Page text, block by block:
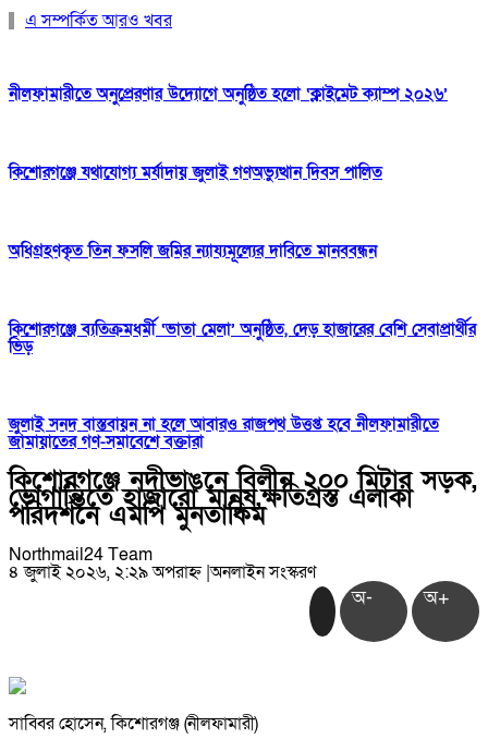
এ সম্পর্কিত আরও খবর
নীলফামারীতে অনুপ্রেরণার উদ্যোগে অনুষ্ঠিত হলো ‘ক্লাইমেট ক্যাম্প ২০২৬’
কিশোরগঞ্জে যথাযোগ্য মর্যাদায় জুলাই গণঅভ্যুত্থান দিবস পালিত
অধিগ্রহণকৃত তিন ফসলি জমির ন্যায্যমূল্যের দাবিতে মানববন্ধন
কিশোরগঞ্জে ব্যতিক্রমধর্মী ‘ভাতা মেলা’ অনুষ্ঠিত, দেড় হাজারের বেশি সেবাপ্রার্থীর
ভিড়
জুলাই সনদ বাস্তবায়ন না হলে আবারও রাজপথ উত্তপ্ত হবে নীলফামারীতে
জামায়াতের গণ-সমাবেশে বক্তারা
কিশোরগঞ্জে নদীভাঙনে বিলীন ২০০ মিটার সড়ক,
ভোগান্তিতে হাজারো মানুষ,ক্ষতিগ্রস্ত এলাকা
পরিদর্শনে এমপি মুনতাকিম
Northmail24 Team
৪ জুলাই ২০২৬, ২:২৯ অপরাহ্ন|অনলাইন সংস্করণ
অ- অ+
সাব্বির হোসেন, কিশোরগঞ্জ (নীলফামারী)